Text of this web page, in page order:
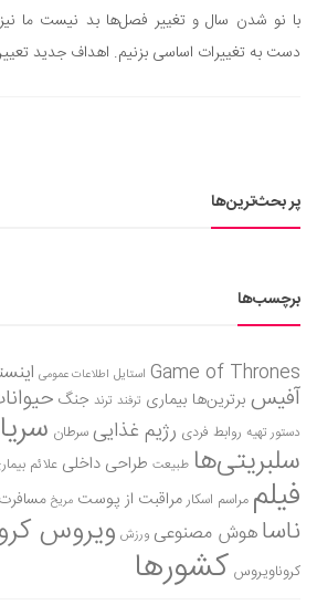
چهره‌ها
عکاسی و هنرهای تجسمی
علمی
فناوری‌ها
زمین و محیط زیست
سرگرمی
دانستنی‌ها
بازی
طنز
فال
مسابقه
با نو شدن سال و تغییر فصل‌ها بد نیست ما
دست به تغییرات اساسی بزنیم. اهداف جدید
پر بحث‌ترین‌ها
برچسب‌ها
Game of Thrones استایل اطلاعات عمومی
آفیس برترین‌ها بیماری ترفند ترند جنگ
دستور تهیه روابط فردی رژیم غذاییسرطان
سلبریتی‌ها طبیعت طراحی داخلی علائم
فیلم مراسم اسکارمراقبت از پوست مریخ مسافرت
ناساهوش مصنوعی ورزش ویروس
کروناویروس کشورها